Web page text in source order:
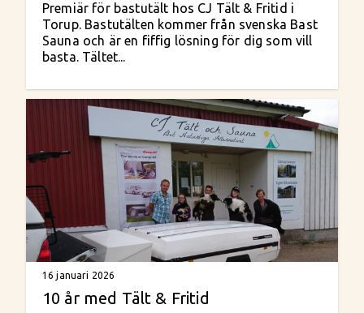
Premiär för bastutält hos CJ Tält & Fritid i
Torup. Bastutälten kommer från svenska Bast
Sauna och är en fiffig lösning för dig som vill
basta. Tältet...
16 januari 2026
10 år med Tält & Fritid